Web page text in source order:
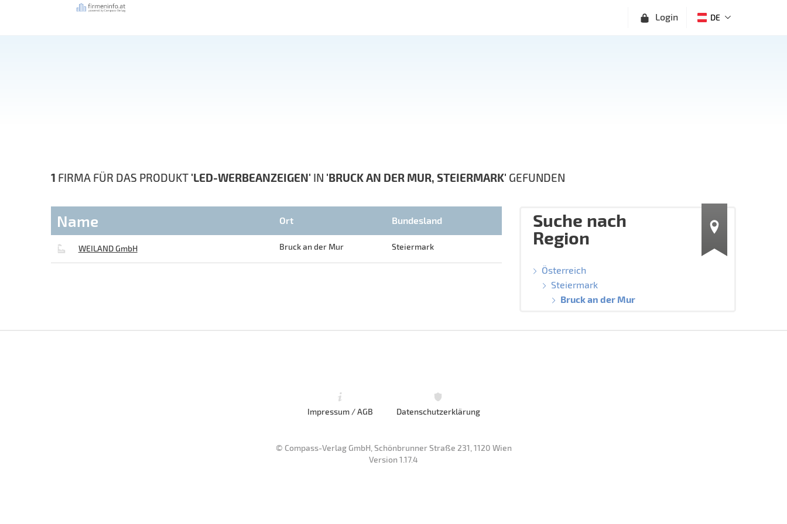
Login DE
1 FIRMA FÜR DAS PRODUKT 'LED-WERBEANZEIGEN' IN 'BRUCK AN DER MUR, STEIERMARK' GEFUNDEN
Name Ort Bundesland
WEILAND GmbH Bruck an der Mur Steiermark
Suche nach
Region
Österreich
Steiermark
Bruck an der Mur
Impressum / AGB Datenschutzerklärung
© Compass-Verlag GmbH, Schönbrunner Straße 231, 1120 Wien
Version 1.17.4